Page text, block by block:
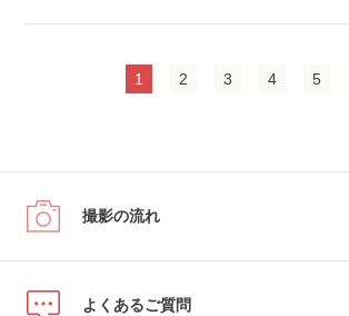
1 2 3 4 5
撮影の流れ
よくあるご質問